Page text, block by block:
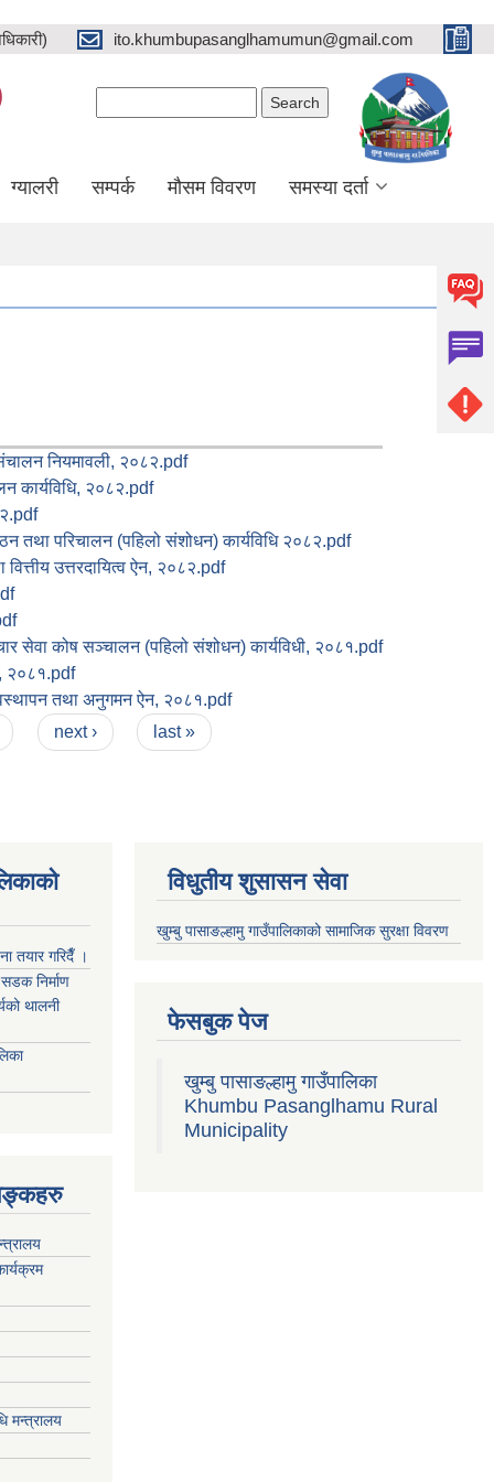
ito.khumbupasanglhamumun@gmail.com
ग्यालरी सम्पर्क मौसम विवरण समस्या दर्ता
नियमावली, २०८२.pdf
कार्यविधि, २०८२.pdf
तथा परिचालन (पहिलो संशोधन) कार्यविधि २०८२.pdf
वित्तीय उत्तरदायित्व ऐन, २०८२.pdf
सेवा कोष सञ्चालन (पहिलो संशोधन) कार्यविधी, २०८१.pdf
२०८१.pdf
तथा अनुगमन ऐन, २०८१.pdf
next › last »
तयार गरिदैँ ।
निर्माण
थालनी
मन्त्रालय
विधुतीय शुसासन सेवा
खुम्बु पासाङल्हामु गाउँपालिकाको सामाजिक सुरक्षा विवरण
फेसबुक पेज
खुम्बु पासाङल्हामु गाउँपालिका
Khumbu Pasanglhamu Rural
Municipality